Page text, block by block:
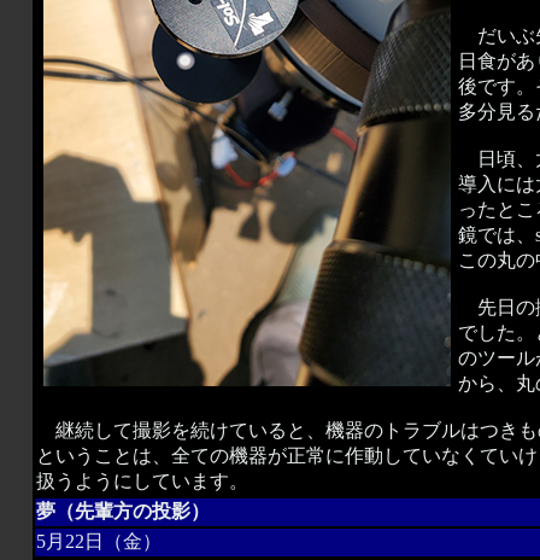
だいぶ
日食が
後です。
多分見
日頃、
導入には
ったと
鏡では、
この丸
先日の
でした
のツール
から、丸
継続して撮影を続けていると、機器のトラブルはつき
ということは、全ての機器が正常に作動していなくてい
扱うようにしています。
夢（先輩方の投影）
5月22日（金）